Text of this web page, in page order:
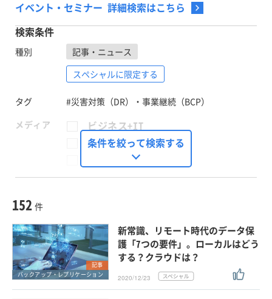
イベント・セミナー 詳細検索はこちら
検索条件
種別
記事・ニュース
スペシャルに限定する
タグ
#災害対策（DR）・事業継続（BCP）
メディア
ビジネス+IT
FinTech Journal
Seizo Trend
外部ニュース
スペシャルに限定する
条件を絞って検索する
152 件
記事
バックアップ・レプリケーション
新常識、リモート時代のデータ保
護「7つの要件」。ローカルはどう
する？クラウドは？
2020/12/23